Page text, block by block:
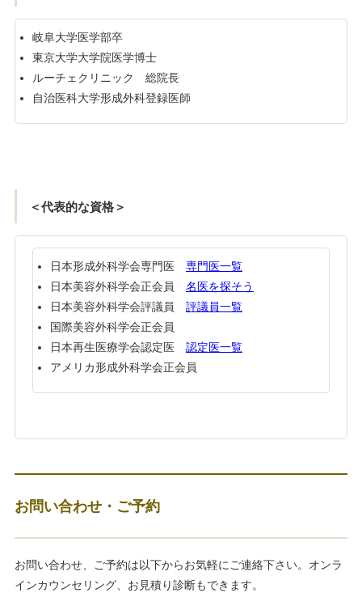
岐阜大学医学部卒
東京大学大学院医学博士
ルーチェクリニック 総院長
自治医科大学形成外科登録医師
＜代表的な資格＞
日本形成外科学会専門医 専門医一覧
日本美容外科学会正会員 名医を探そう
日本美容外科学会評議員 評議員一覧
国際美容外科学会正会員
日本再生医療学会認定医 認定医一覧
アメリカ形成外科学会正会員
お問い合わせ・ご予約
お問い合わせ、ご予約は以下からお気軽にご連絡下さい。オンラ
インカウンセリング、お見積り診断もできます。